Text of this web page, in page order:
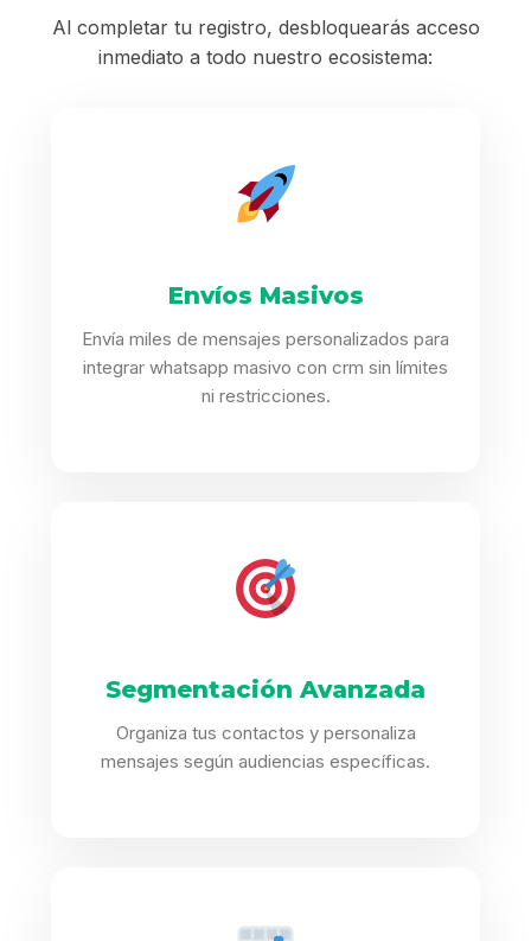
Al completar tu registro, desbloquearás acceso
inmediato a todo nuestro ecosistema:
Envíos Masivos
Envía miles de mensajes personalizados para
integrar whatsapp masivo con crm sin límites
ni restricciones.
Segmentación Avanzada
Organiza tus contactos y personaliza
mensajes según audiencias específicas.